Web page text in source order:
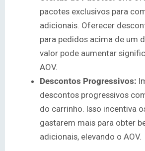
pacotes exclusivos para
adicionais. Oferecer
para pedidos acima de um
valor pode aumentar
AOV.
Descontos Progressivos:
descontos progressivos
do carrinho. Isso incentiva
gastarem mais para obter
adicionais, elevando o AOV.